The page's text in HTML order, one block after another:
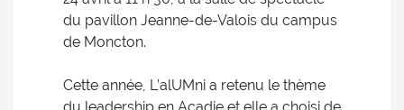
du pavillon Jeanne-de-Valois du campus
de Moncton.
Cette année, L’alUMni a retenu le thème